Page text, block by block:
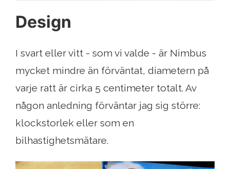
Design
I svart eller vitt - som vi valde - är Nimbus
mycket mindre än förväntat, diametern på
varje ratt är cirka 5 centimeter totalt. Av
någon anledning förväntar jag sig större:
klockstorlek eller som en
bilhastighetsmätare.